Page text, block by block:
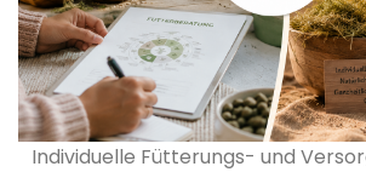
Individuelle Fütterungs- und